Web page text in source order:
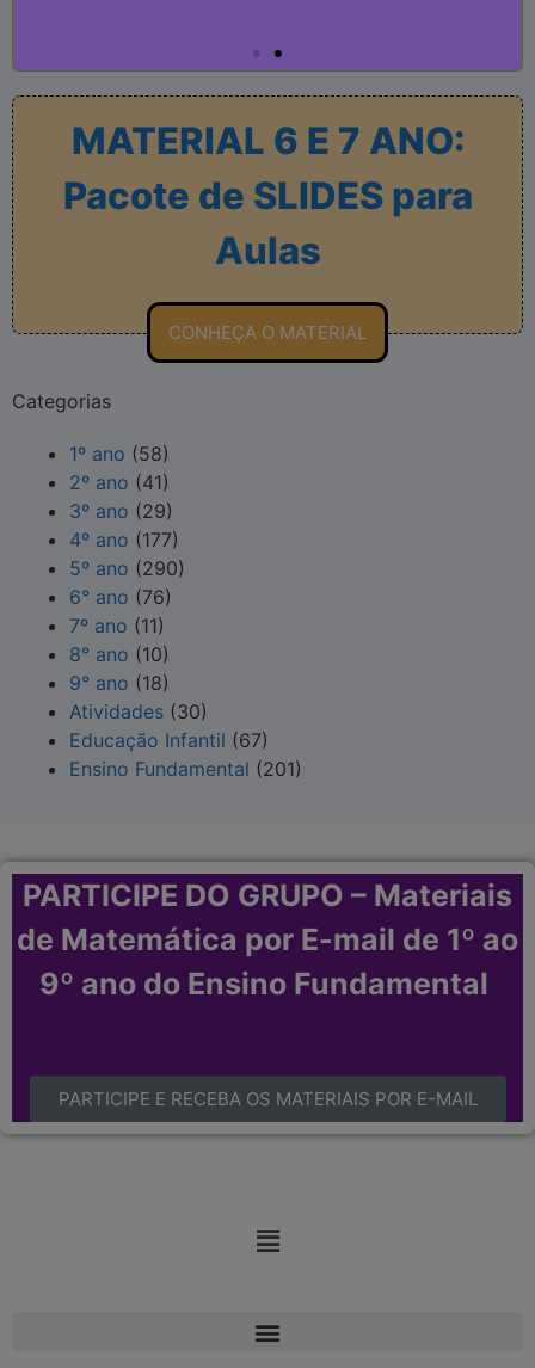
MATERIAL 6 E 7 ANO:
Pacote de SLIDES para
Aulas
CONHEÇA O MATERIAL
Categorias
1º ano (58)
2º ano (41)
3º ano (29)
4º ano (177)
5º ano (290)
6° ano (76)
7º ano (11)
8° ano (10)
9° ano (18)
Atividades (30)
Educação Infantil (67)
Ensino Fundamental (201)
PARTICIPE DO GRUPO – Materiais
de Matemática por E-mail de 1º ao
9º ano do Ensino Fundamental
PARTICIPE E RECEBA OS MATERIAIS POR E-MAIL